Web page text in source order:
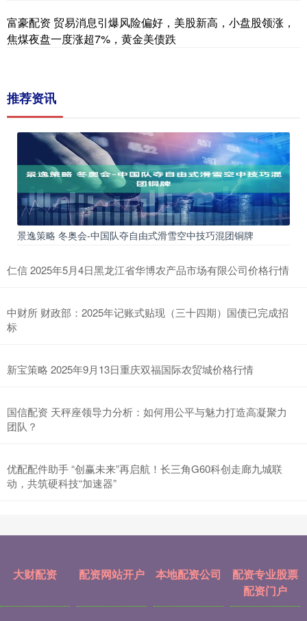
富豪配资 贸易消息引爆风险偏好，美股新高，小盘股领涨，
焦煤夜盘一度涨超7%，黄金美债跌
推荐资讯
景逸策略 冬奥会-中国队夺自由式滑雪空中技巧混团铜牌
仁信 2025年5月4日黑龙江省华博农产品市场有限公司价格行情
中财所 财政部：2025年记账式贴现（三十四期）国债已完成招
标
新宝策略 2025年9月13日重庆双福国际农贸城价格行情
国信配资 天秤座领导力分析：如何用公平与魅力打造高凝聚力
团队？
优配配件助手 “创赢未来”再启航！长三角G60科创走廊九城联
动，共筑硬科技“加速器”
大财配资 配资网站开户 本地配资公司
配资专业股票
配资门户